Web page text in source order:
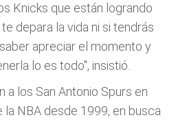
Knicks que están logrando
depara la vida ni si tendrás
apreciar el momento y
lo es todo", insistió.
a los San Antonio Spurs en
la NBA desde 1999, en busca